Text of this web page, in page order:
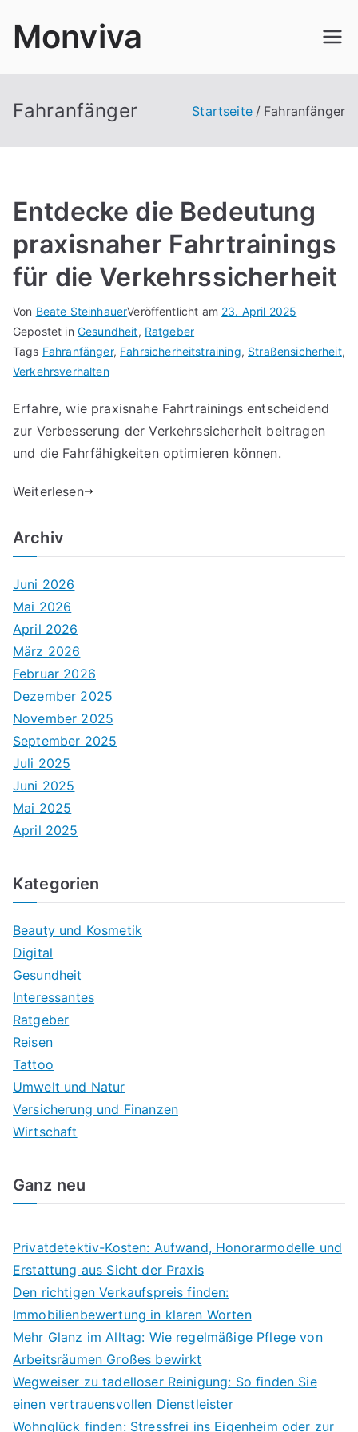
InhaltMonviva
Fahranfänger Startseite Fahranfänger
Entdecke die Bedeutung
praxisnaher Fahrtrainings
für die Verkehrssicherheit
Von Beate SteinhauerVeröffentlicht am 23. April 2025
Gepostet in Gesundheit, Ratgeber
Tags Fahranfänger, Fahrsicherheitstraining, Straßensicherheit,
Verkehrsverhalten
Erfahre, wie praxisnahe Fahrtrainings entscheidend
zur Verbesserung der Verkehrssicherheit beitragen
und die Fahrfähigkeiten optimieren können.
Weiterlesen
Archiv
Juni 2026
Mai 2026
April 2026
März 2026
Februar 2026
Dezember 2025
November 2025
September 2025
Juli 2025
Juni 2025
Mai 2025
April 2025
Kategorien
Beauty und Kosmetik
Digital
Gesundheit
Interessantes
Ratgeber
Reisen
Tattoo
Umwelt und Natur
Versicherung und Finanzen
Wirtschaft
Ganz neu
Privatdetektiv-Kosten: Aufwand, Honorarmodelle und
Erstattung aus Sicht der Praxis
Den richtigen Verkaufspreis finden:
Immobilienbewertung in klaren Worten
Mehr Glanz im Alltag: Wie regelmäßige Pflege von
Arbeitsräumen Großes bewirkt
Wegweiser zu tadelloser Reinigung: So finden Sie
einen vertrauensvollen Dienstleister
Wohnglück finden: Stressfrei ins Eigenheim oder zur